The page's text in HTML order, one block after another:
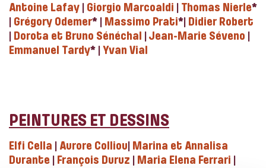
Antoine Lafay
Giorgio Marcoaldi Thomas Nierle*
Grégory Odemer* | Massimo Prati*| Didier Robert
Dorota et Bruno Sénéchal Jean-Marie Séveno
Emmanuel Tardy* | Yvan Vial
PEINTURES ET DESSINS
Elfi Cella Aurore Colliou Marina et Annalisa
Durante
François Duruz Maria Elena Ferrari